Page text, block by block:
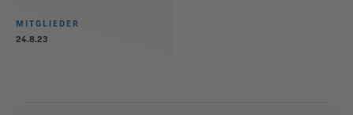
MITGLIEDER
24.8.23